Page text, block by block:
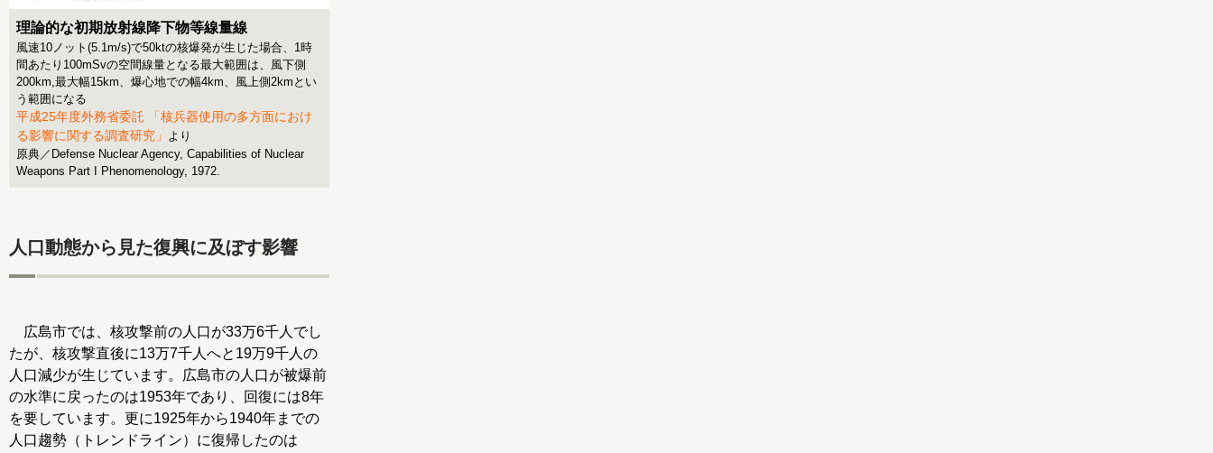
理論的な初期放射線降下物等線量線
風速10ノット(5.1m/s)で50ktの核爆発が生じた場合、1時
間あたり100mSvの空間線量となる最大範囲は、風下側
200km,最大幅15km、爆心地での幅4km、風上側2kmとい
う範囲になる
平成25年度外務省委託 「核兵器使用の多方面におけ
る影響に関する調査研究」
より
原典／Defense Nuclear Agency, Capabilities of Nuclear
Weapons Part I Phenomenology, 1972.
人口動態から見た復興に及ぼす影響
広島市では、核攻撃前の人口が33万6千人でし
たが、核攻撃直後に13万7千人へと19万9千人の
人口減少が生じています。広島市の人口が被爆前
の水準に戻ったのは1953年であり、回復には8年
を要しています。更に1925年から1940年までの
人口趨勢（トレンドライン）に復帰したのは